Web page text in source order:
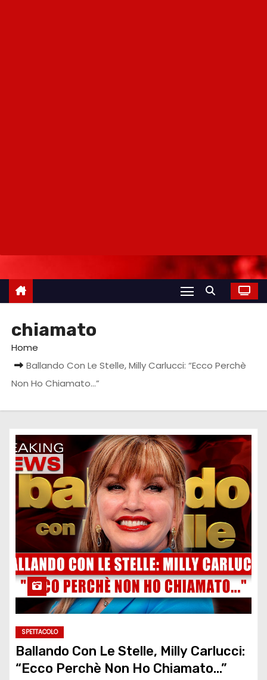
chiamato
Home
Ballando Con Le Stelle, Milly Carlucci: “Ecco Perchè
Non Ho Chiamato…”
SPETTACOLO
Ballando Con Le Stelle, Milly Carlucci:
“Ecco Perchè Non Ho Chiamato…”